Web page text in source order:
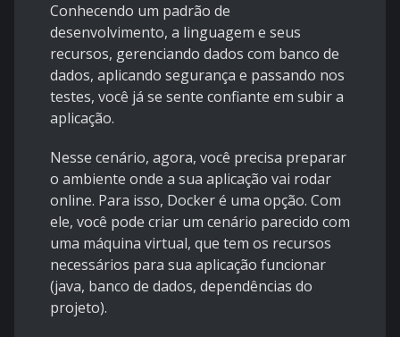
Conhecendo um padrão de
desenvolvimento, a linguagem e seus
recursos, gerenciando dados com banco de
dados, aplicando segurança e passando nos
testes, você já se sente confiante em subir a
aplicação.
Nesse cenário, agora, você precisa preparar
o ambiente onde a sua aplicação vai rodar
online. Para isso, Docker é uma opção. Com
ele, você pode criar um cenário parecido com
uma máquina virtual, que tem os recursos
necessários para sua aplicação funcionar
(java, banco de dados, dependências do
projeto).